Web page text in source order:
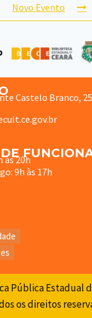
Novo Evento
Castelo Branco,
às 20h
9h às 17h
Pública Estadual
os direitos